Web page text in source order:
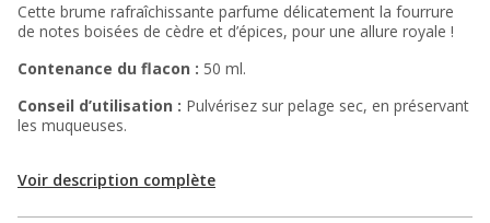
Cette brume rafraîchissante parfume délicatement la fourrure
de notes boisées de cèdre et d’épices, pour une allure royale !
Contenance du flacon : 50 ml.
Conseil d’utilisation : Pulvérisez sur pelage sec, en préservant
les muqueuses.
Voir description complète